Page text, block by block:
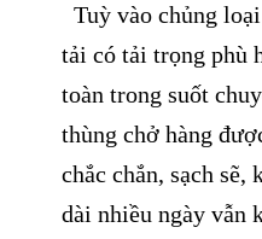
Tuỳ vào chủng
tải có tải trọng phù
toàn trong suốt
thùng chở hàng
chắc chắn, sạch
dài nhiều ngày vẫn